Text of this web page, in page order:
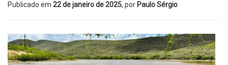
Publicado em 22 de janeiro de 2025, por Paulo Sérgio